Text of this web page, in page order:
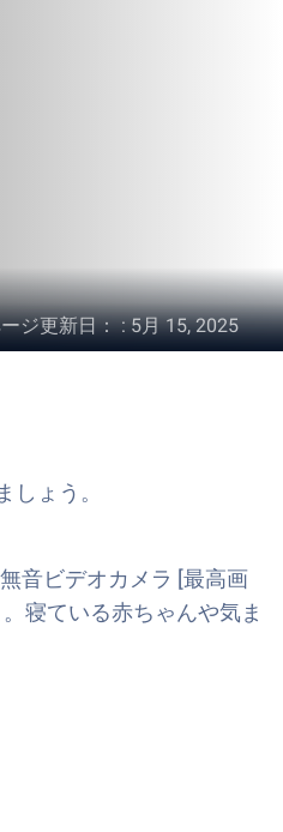
ジ更新日：:5月 15, 2025
ょう。
音ビデオカメラ [最高画
寝ている赤ちゃんや気ま